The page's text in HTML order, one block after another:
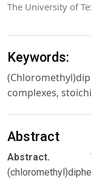
The University of
Keywords:
complexes,
Abstract
Abstract.